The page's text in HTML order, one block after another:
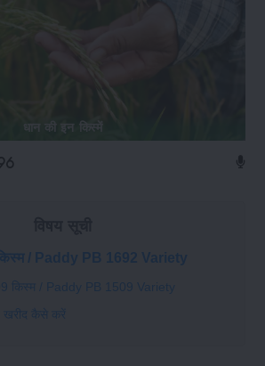
धान की इन किस्में
किस्म / Paddy PB 1692 Variety
किस्म / Paddy PB 1509 Variety
खरीद कैसे करें